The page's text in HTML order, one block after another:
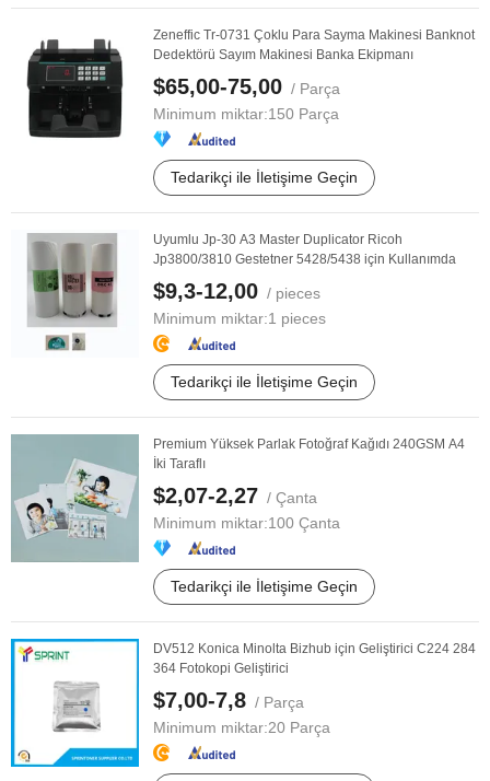
Zeneffic Tr-0731 Çoklu Para Sayma Makinesi Banknot
Dedektörü Sayım Makinesi Banka Ekipmanı
$65,00-75,00 / Parça
Minimum miktar:150 Parça
Tedarikçi ile İletişime Geçin
Uyumlu Jp-30 A3 Master Duplicator Ricoh
Jp3800/3810 Gestetner 5428/5438 için Kullanımda
$9,3-12,00 / pieces
Minimum miktar:1 pieces
Tedarikçi ile İletişime Geçin
Premium Yüksek Parlak Fotoğraf Kağıdı 240GSM A4
İki Taraflı
$2,07-2,27 / Çanta
Minimum miktar:100 Çanta
Tedarikçi ile İletişime Geçin
DV512 Konica Minolta Bizhub için Geliştirici C224 284
364 Fotokopi Geliştirici
$7,00-7,8 / Parça
Minimum miktar:20 Parça